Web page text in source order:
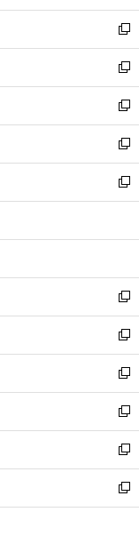
開
く
ウ
で
開
く
ン
ド
ウ
で
開
く
ウ
ィ
ン
ド
ウ
で
開
く
新
し
い
ウ
ィ
ン
ド
ウ
で
開
新
し
い
ウ
ィ
ン
ド
ウ
開
新
し
い
ウ
ィ
ン
ウ
開
く
新
し
い
ウ
ン
ウ
で
開
く
新
し
ウ
ン
ド
ウ
で
開
く
新
し
い
ウ
ィ
ン
ド
ウ
で
開
く
新
し
い
ウ
ィ
ン
ド
ウ
で
開
新
し
い
ウ
ィ
ン
ド
ウ
新
し
い
ウ
ィ
ン
新
し
い
ウ
新
し